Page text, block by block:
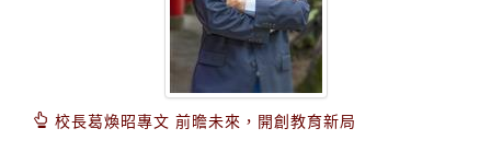
校長葛煥昭專文 前曕未來，開創教育新局